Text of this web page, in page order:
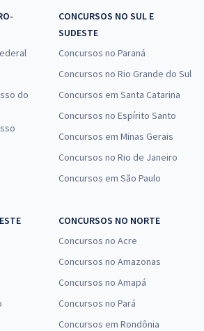
do
CONCURSOS NO SUL E
SUDESTE
Concursos no Paraná
Concursos no Rio Grande do Sul
Concursos em Santa Catarina
Concursos no Espírito Santo
Concursos em Minas Gerais
Concursos no Rio de Janeiro
Concursos em São Paulo
CONCURSOS NO NORTE
Concursos no Acre
Concursos no Amazonas
Concursos no Amapá
Concursos no Pará
Concursos em Rondônia